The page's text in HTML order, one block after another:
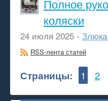
Полное
коляски
24 июля 2025 -
RSS-лента статей
Страницы: 1 2